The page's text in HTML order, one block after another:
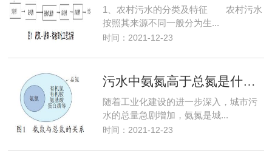
1、农村污水的分类及特征 农村污水
按照其来源不同一般分为生...
时间：2021-12-23
污水中氨氮高于总氮是什么原因
随着工业化建设的进一步深入，城市污
水的总量急剧增加，氨氮是城...
时间：2021-12-23